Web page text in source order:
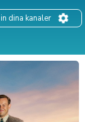
dina kanaler